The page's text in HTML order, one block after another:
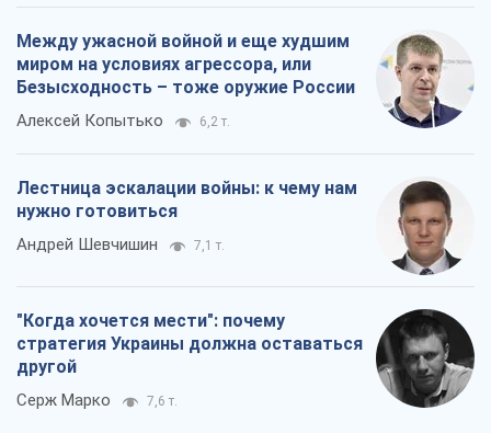
Между ужасной войной и еще худшим
миром на условиях агрессора, или
Безысходность – тоже оружие России
Алексей Копытько 6,2 т.
Лестница эскалации войны: к чему нам
нужно готовиться
Андрей Шевчишин 7,1 т.
"Когда хочется мести": почему
стратегия Украины должна оставаться
другой
Серж Марко 7,6 т.